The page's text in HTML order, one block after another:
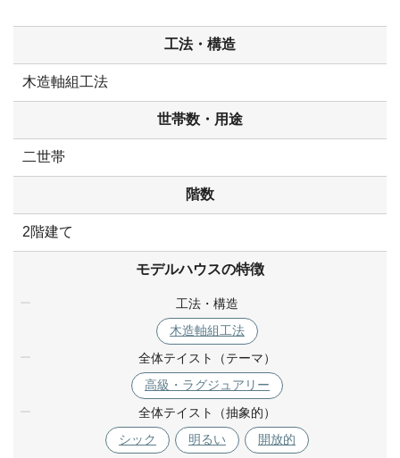
工法・構造
木造軸組工法
世帯数・用途
二世帯
階数
2階建て
モデルハウスの特徴
工法・構造
木造軸組工法
全体テイスト（テーマ）
高級・ラグジュアリー
全体テイスト（抽象的）
シック
明るい
開放的